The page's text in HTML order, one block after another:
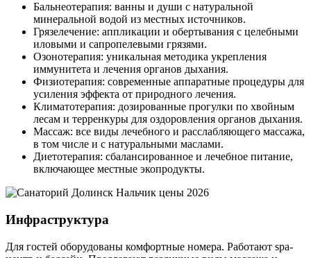
Бальнеотерапия: ванны и души с натуральной
минеральной водой из местных источников.
Грязелечение: аппликации и обертывания с целебными
иловыми и сапропелевыми грязями.
Озонотерапия: уникальная методика укрепления
иммунитета и лечения органов дыхания.
Физиотерапия: современные аппаратные процедуры для
усиления эффекта от природного лечения.
Климатотерапия: дозированные прогулки по хвойным
лесам и терренкуры для оздоровления органов дыхания.
Массаж: все виды лечебного и расслабляющего массажа,
в том числе и с натуральными маслами.
Диетотерапия: сбалансированное и лечебное питание,
включающее местные экопродукты.
Инфраструктура
Для гостей оборудованы комфортные номера. Работают spa-